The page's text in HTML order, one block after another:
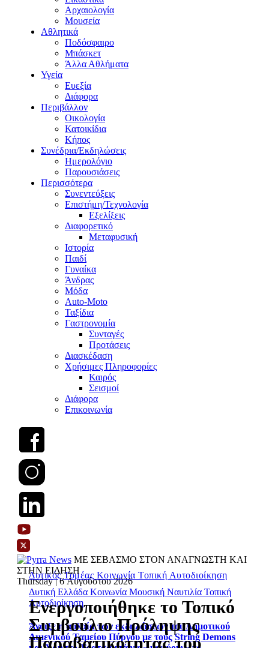
Αρχαιολογία
Μουσεία
Αθλητικά
Ποδόσφαιρο
Μπάσκετ
Άλλα Αθλήματα
Υγεία
Ευεξία
Διάφορα
Περιβάλλον
Οικολογία
Κατοικίδια
Κήπος
Συνέδρια/Εκδηλώσεις
Ημερολόγιο
Παρουσιάσεις
Περισσότερα
Συνεντεύξεις
Επιστήμη/Τεχνολογία
Εξελίξεις
Διαφορετικό
Μεταφυσική
Ιστορία
Παιδί
Γυναίκα
Άνδρας
Μόδα
Auto-Moto
Ταξίδια
Γαστρονομία
Συνταγές
Προτάσεις
Διασκέδαση
Χρήσιμες Πληροφορίες
Καιρός
Σεισμοί
Διάφορα
Επικοινωνία
ΜΕ ΣΕΒΑΣΜΟ ΣΤΟΝ ΑΝΑΓΝΩΣΤΗ ΚΑΙ
ΣΤΗΝ ΕΙΔΗΣΗ
Thursday | 6 Αυγούστου 2026
Δυτική Ελλάδα Κοινωνία Μουσική Ναυτιλία Τοπική
Αυτοδιοίκηση
Άνοιξε η αυλαία των εκδηλώσεων του Δημοτικού
Λιμενικού Ταμείου Πύργου με τους String Demons
Δυτικός Τομέας Κοινωνία Τοπική Αυτοδιοίκηση
Ενεργοποιήθηκε το Τοπικό
Συμβούλιο Πρόληψης
Παραβατικότητας του